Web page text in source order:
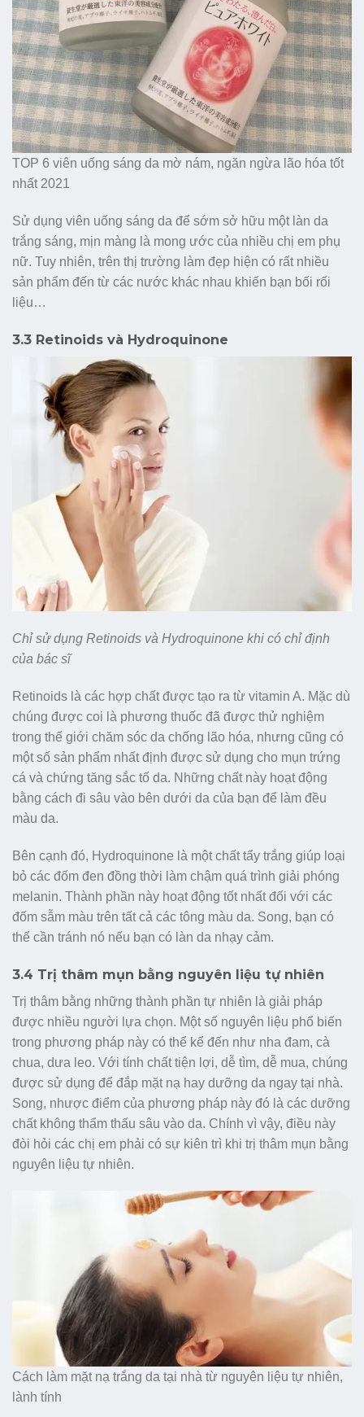
TOP 6 viên uống sáng da mờ nám, ngăn ngừa lão hóa tốt
nhất 2021
Sử dụng viên uống sáng da để sớm sở hữu một làn da
trắng sáng, mịn màng là mong ước của nhiều chị em phụ
nữ. Tuy nhiên, trên thị trường làm đẹp hiện có rất nhiều
sản phẩm đến từ các nước khác nhau khiến bạn bối rối
liệu…
3.3 Retinoids và Hydroquinone
Chỉ sử dụng Retinoids và Hydroquinone khi có chỉ định
của bác sĩ
Retinoids là các hợp chất được tạo ra từ vitamin A. Mặc dù
chúng được coi là phương thuốc đã được thử nghiệm
trong thế giới chăm sóc da chống lão hóa, nhưng cũng có
một số sản phẩm nhất định được sử dụng cho mụn trứng
cá và chứng tăng sắc tố da. Những chất này hoạt động
bằng cách đi sâu vào bên dưới da của bạn để làm đều
màu da.
Bên cạnh đó, Hydroquinone là một chất tẩy trắng giúp loại
bỏ các đốm đen đồng thời làm chậm quá trình giải phóng
melanin. Thành phần này hoạt động tốt nhất đối với các
đốm sẫm màu trên tất cả các tông màu da. Song, bạn có
thể cần tránh nó nếu bạn có làn da nhạy cảm.
3.4 Trị thâm mụn bằng nguyên liệu tự nhiên
Trị thâm bằng những thành phần tự nhiên là giải pháp
được nhiều người lựa chọn. Một số nguyên liệu phổ biến
trong phương pháp này có thể kể đến như nha đam, cà
chua, dưa leo. Với tính chất tiện lợi, dễ tìm, dễ mua, chúng
được sử dụng để đắp mặt nạ hay dưỡng da ngay tại nhà.
Song, nhược điểm của phương pháp này đó là các dưỡng
chất không thẩm thấu sâu vào da. Chính vì vậy, điều này
đòi hỏi các chị em phải có sự kiên trì khi trị thâm mụn bằng
nguyên liệu tự nhiên.
Cách làm mặt nạ trắng da tại nhà từ nguyên liệu tự nhiên,
lành tính